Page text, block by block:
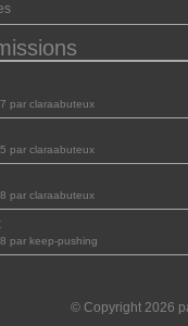
par claraabuteux
par claraabuteux
par claraabuteux
par keep-pushing
© Copyright 2026